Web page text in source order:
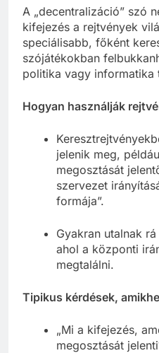
A „decentralizáció” szó
kifejezés a rejtvények
speciálisabb, főként
szójátékokban
politika vagy informatika
Hogyan használják
jelenik meg,
megosztását
szervezet
formája”.
Gyakran utalnak
ahol a központi
megtalálni.
Tipikus kérdések,
„Mi a kifejezés,
megosztását